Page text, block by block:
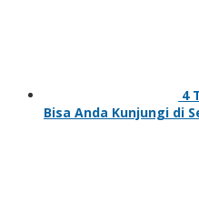
4
Bisa Anda Kunjungi di